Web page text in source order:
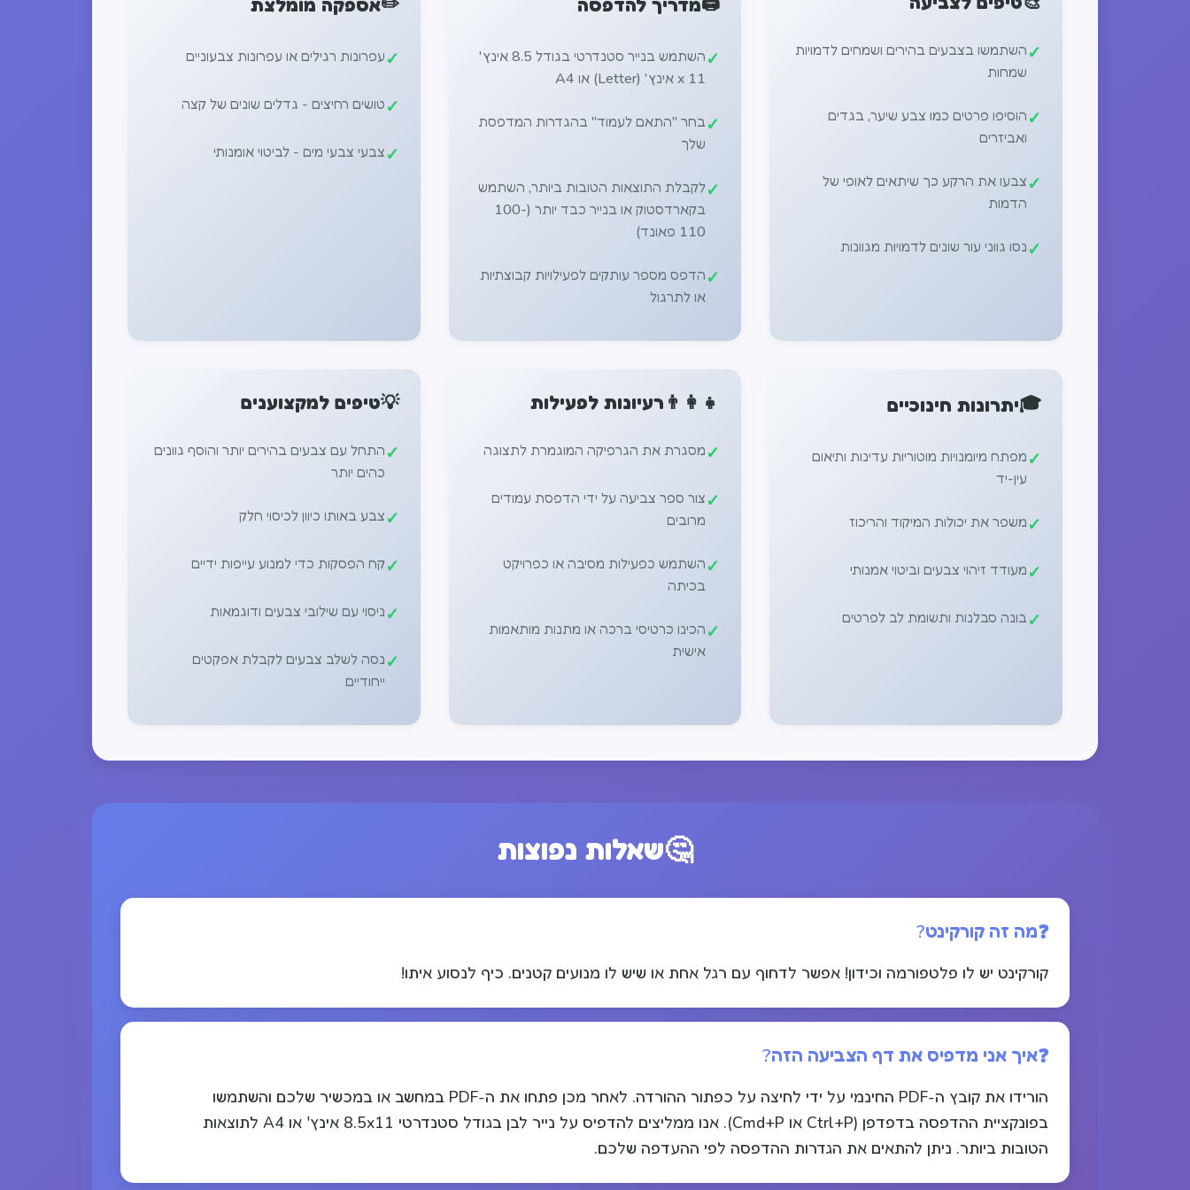
השתמשו בצבעים בהירים ושמחים לדמויות
שמחות
הוסיפו פרטים כמו צבע שיער, בגדים
ואביזרים
צבעו את הרקע כך שיתאים לאופי של
הדמות
נסו גווני עור שונים לדמויות מגוונות
מדריך להדפסה
השתמש בנייר סטנדרטי בגודל 8.5 אינץ'
x 11 אינץ' (Letter) או A4
בחר "התאם לעמוד" בהגדרות המדפסת
שלך
לקבלת התוצאות הטובות ביותר, השתמש
בקארדסטוק או בנייר כבד יותר (100-
110 פאונד)
הדפס מספר עותקים לפעילויות קבוצתיות
או לתרגול
אספקה ​​מומלצת
עפרונות רגילים או עפרונות צבעוניים
טושים רחיצים - גדלים שונים של קצה
צבעי צבעי מים - לביטוי אומנותי
🎓יתרונות חינוכיים
מפתח מיומנויות מוטוריות עדינות ותיאום
עין-יד
משפר את יכולות המיקוד והריכוז
מעודד זיהוי צבעים וביטוי אמנותי
בונה סבלנות ותשומת לב לפרטים
👨‍👩‍👧 רעיונות לפעילות
מסגרת את הגרפיקה המוגמרת לתצוגה
צור ספר צביעה על ידי הדפסת עמודים
מרובים
השתמש כפעילות מסיבה או כפרויקט
בכיתה
הכינו כרטיסי ברכה או מתנות מותאמות
אישית
💡טיפים למקצוענים
התחל עם צבעים בהירים יותר והוסף גוונים
כהים יותר
צבע באותו כיוון לכיסוי חלק
קח הפסקות כדי למנוע עייפות ידיים
ניסוי עם שילובי צבעים ודוגמאות
נסה לשלב צבעים לקבלת אפקטים
ייחודיים
🤔שאלות נפוצות
מה זה קורקינט?
קורקינט יש לו פלטפורמה וכידון! אפשר לדחוף עם רגל אחת או שיש לו מנועים קטנים. כיף לנסוע איתו!
איך אני מדפיס את דף הצביעה הזה?
הורידו את קובץ ה-PDF החינמי על ידי לחיצה על כפתור ההורדה. לאחר מכן פתחו את ה-PDF במחשב או במכשיר שלכם והשתמשו
בפונקציית ההדפסה בדפדפן (Ctrl+P או Cmd+P). אנו ממליצים להדפיס על נייר לבן בגודל סטנדרטי 8.5x11 אינץ' או A4 לתוצאות
הטובות ביותר. ניתן להתאים את הגדרות ההדפסה לפי ההעדפה שלכם.